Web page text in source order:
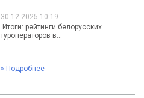
30.12.2025 10:19
Итоги: рейтинги белорусских
туроператоров в...
» Подробнее